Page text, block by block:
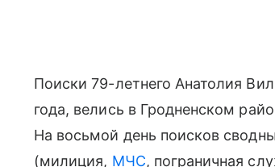
Поиски 79-летнего Анатолия
года, велись в Гродненском
На восьмой день поисков
(милиция, МЧС, пограничная